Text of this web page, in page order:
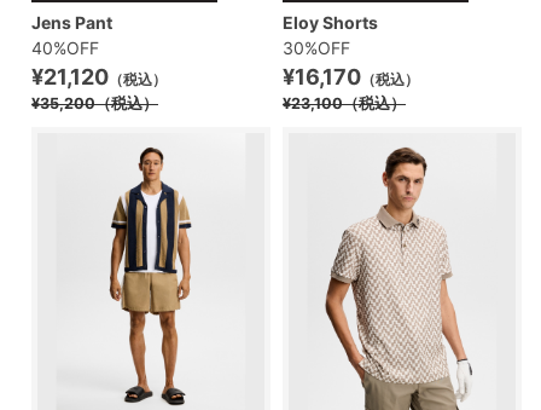
Jens Pant
40%OFF
¥21,120 （税込）
¥35,200（税込）
Eloy Shorts
30%OFF
¥16,170 （税込）
¥23,100（税込）